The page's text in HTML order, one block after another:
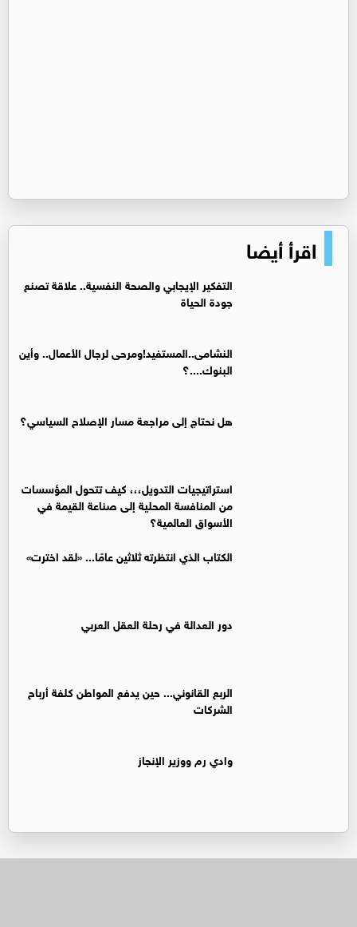
اقرأ أيضا
التفكير الإيجابي والصحة النفسية.. علاقة تصنع
جودة الحياة
النشامى..المستفيد!ومرحى لرجال الأعمال.. وأين
البنوك....؟
هل نحتاج إلى مراجعة مسار الإصلاح السياسي؟
استراتيجيات التدويل،،، كيف تتحول المؤسسات
من المنافسة المحلية إلى صناعة القيمة في
الأسواق العالمية؟
الكتاب الذي انتظرته ثلاثين عامًا... «لقد اخترت»
دور العدالة في رحلة العقل العربي
الربع القانوني... حين يدفع المواطن كلفة أرباح
الشركات
وادي رم ووزير الإنجاز